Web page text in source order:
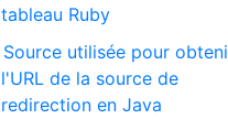
tableau Ruby
Source utilisée pour
l'URL de la source de
redirection en Java